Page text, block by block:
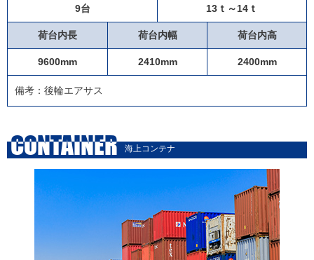
9台 13ｔ～14ｔ
荷台内長 荷台内幅 荷台内高
9600mm 2410mm 2400mm
備考：後輪エアサス
CONTAINER 海上コンテナ